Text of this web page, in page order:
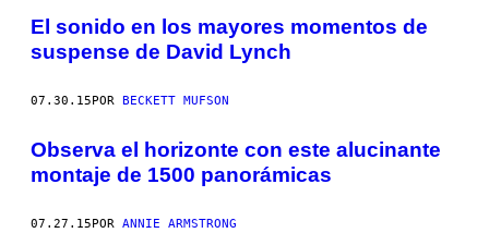
El sonido en los mayores momentos de
suspense de David Lynch
07.30.15 POR BECKETT MUFSON
Observa el horizonte con este alucinante
montaje de 1500 panorámicas
07.27.15POR ANNIE ARMSTRONG